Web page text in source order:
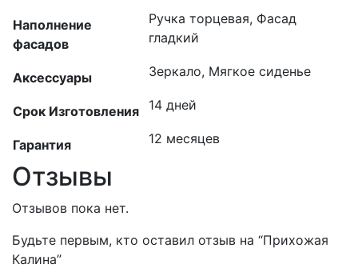
Наполнение
фасадов
Ручка торцевая, Фасад
гладкий
Аксессуары Зеркало, Мягкое сиденье
Срок Изготовления 14 дней
Гарантия 12 месяцев
Отзывы
Отзывов пока нет.
Будьте первым, кто оставил отзыв на “Прихожая
Калина”